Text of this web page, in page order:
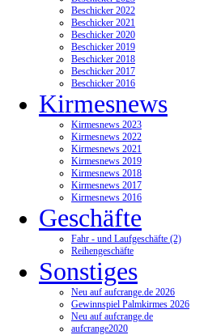
Beschicker 2022
Beschicker 2021
Beschicker 2020
Beschicker 2019
Beschicker 2018
Beschicker 2017
Beschicker 2016
Kirmesnews
Kirmesnews 2023
Kirmesnews 2022
Kirmesnews 2021
Kirmesnews 2019
Kirmesnews 2018
Kirmesnews 2017
Kirmesnews 2016
Geschäfte
Fahr - und Laufgeschäfte (2)
Reihengeschäfte
Sonstiges
Neu auf aufcrange.de 2026
Gewinnspiel Palmkirmes 2026
Neu auf aufcrange.de
aufcrange2020